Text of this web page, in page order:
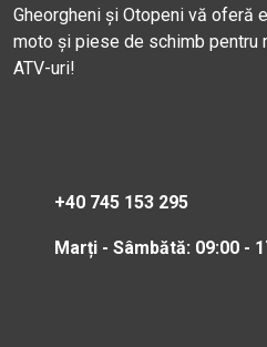
Gheorgheni și Otopeni vă oferă
moto și piese de schimb pentru
ATV-uri!
+40 745 153 295
Marți - Sâmbătă: 09:00 -